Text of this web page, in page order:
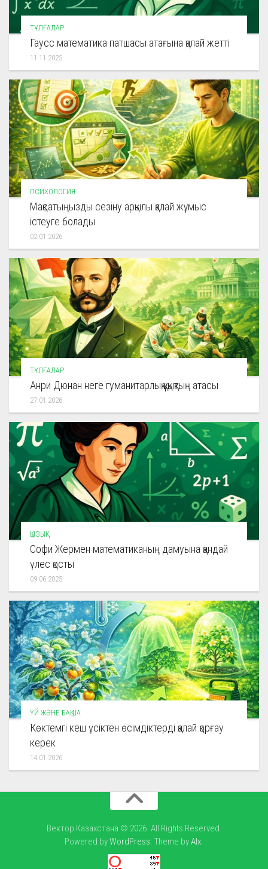
ТҰЛҒАЛАР
Гаусс математика патшасы атағына қалай жетті
11.11.2025
ПСИХОЛОГИЯ
Мақсатыңызды сезіну арқылы қалай жұмыс
істеуге болады
02.01.2026
ТҰЛҒАЛАР
Анри Дюнан неге гуманитарлық құқықтың атасы
27.01.2026
ҚЫЗЫҚ
Софи Жермен математиканың дамуына қандай
үлес қосты
09.06.2025
ҮЙ ЖӘНЕ БАҚША
Көктемгі кеш үсіктен өсімдіктерді қалай қорғау
керек
14.01.2026
Вектор Казахстана © 2026. All Rights Reserved.
Powered byWordPress. Theme byAlx.